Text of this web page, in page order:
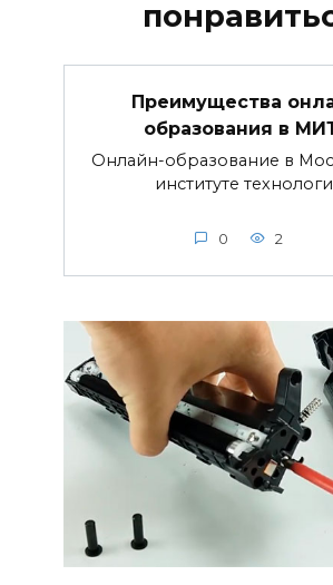
Преимущества
образования в
Онлайн-образование в
институте
0 2